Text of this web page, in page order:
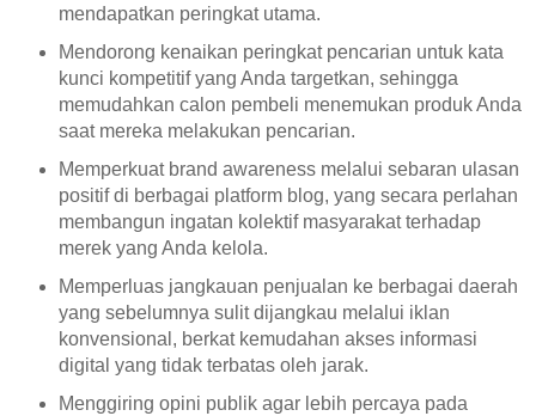
mendapatkan peringkat utama.
Mendorong kenaikan peringkat pencarian untuk kata
kunci kompetitif yang Anda targetkan, sehingga
memudahkan calon pembeli menemukan produk Anda
saat mereka melakukan pencarian.
Memperkuat brand awareness melalui sebaran ulasan
positif di berbagai platform blog, yang secara perlahan
membangun ingatan kolektif masyarakat terhadap
merek yang Anda kelola.
Memperluas jangkauan penjualan ke berbagai daerah
yang sebelumnya sulit dijangkau melalui iklan
konvensional, berkat kemudahan akses informasi
digital yang tidak terbatas oleh jarak.
Menggiring opini publik agar lebih percaya pada